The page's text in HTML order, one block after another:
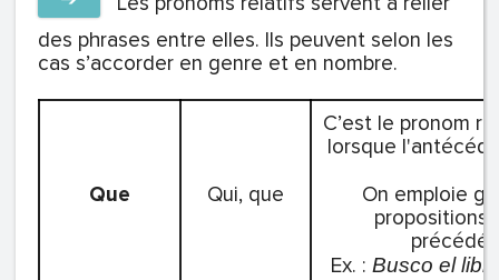
des phrases entre elles. Ils peuvent selon les
cas s’accorder en genre et en nombre.
Que Qui, que
C’est le pronom
lorsque
On emploie
propositions
Ex. : Busco el